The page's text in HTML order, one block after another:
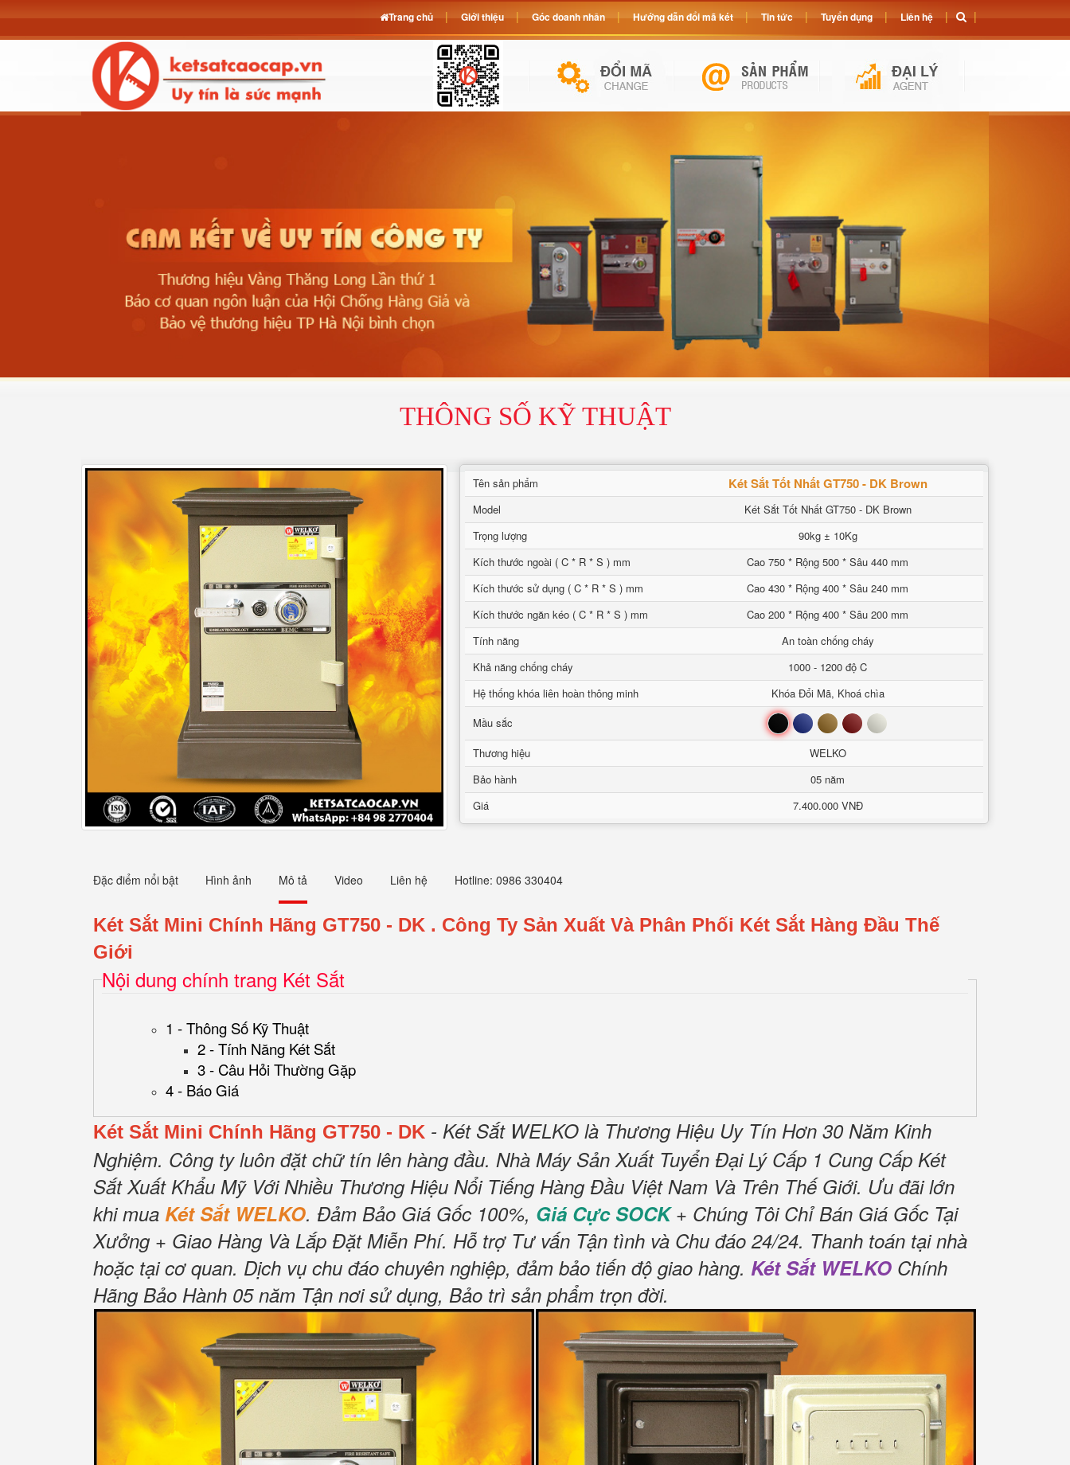
THÔNG SỐ KỸ THUẬT
Tên sản phẩm Két Sắt Tốt Nhất GT750 - DK Brown
Model
Két Sắt Tốt Nhất GT750 - DK Brown
Trọng lượng
90kg ± 10Kg
Kích thước ngoài ( C * R * S ) mm
Cao 750 * Rộng 500 * Sâu 440 mm
Kích thước sử dụng ( C * R * S ) mm
Cao 430 * Rộng 400 * Sâu 240 mm
Kích thước ngăn kéo ( C * R * S ) mm
Cao 200 * Rộng 400 * Sâu 200 mm
Tính năng
An toàn chống cháy
Khả năng chống cháy
1000 - 1200 độ C
Hệ thống khóa liên hoàn thông minh
Khóa Đổi Mã, Khoá chìa
Mầu sắc
Đen Xanh Nâu Đỏ Trắng
Thương hiệu
WELKO
Bảo hành
05 năm
Giá
7.400.000 VNĐ
Đặc điểm nổi bật Hình ảnh Mô tả Video Liên hệ Hotline: 0986 330404
Két Sắt Mini Chính Hãng GT750 - DK . Công Ty Sản Xuất Và Phân Phối Két Sắt Hàng Đầu Thế
Giới
Nội dung chính trang Két Sắt
1 - Thông Số Kỹ Thuật
2 - Tính Năng Két Sắt
3 - Câu Hỏi Thường Gặp
4 - Báo Giá
Két Sắt Mini Chính Hãng GT750 - DK - Két Sắt WELKO là Thương Hiệu Uy Tín Hơn 30 Năm Kinh
Nghiệm. Công ty luôn đặt chữ tín lên hàng đầu. Nhà Máy Sản Xuất Tuyển Đại Lý Cấp 1 Cung Cấp Két
Sắt Xuất Khẩu Mỹ Với Nhiều Thương Hiệu Nổi Tiếng Hàng Đầu Việt Nam Và Trên Thế Giới. Ưu đãi lớn
khi mua Két Sắt WELKO. Đảm Bảo Giá Gốc 100%, Giá Cực SOCK+ Chúng Tôi Chỉ Bán Giá Gốc Tại
Xưởng + Giao Hàng Và Lắp Đặt Miễn Phí. Hỗ trợ Tư vấn Tận tình và Chu đáo 24/24. Thanh toán tại nhà
hoặc tại cơ quan. Dịch vụ chu đáo chuyên nghiệp, đảm bảo tiến độ giao hàng. Két Sắt WELKO Chính
Hãng Bảo Hành 05 năm Tận nơi sử dụng, Bảo trì sản phẩm trọn đời.
Trang chủ Giới thiệu Góc doanh nhân Hướng dẫn đổi mã két Tin tức Tuyển dụng Liên hệ